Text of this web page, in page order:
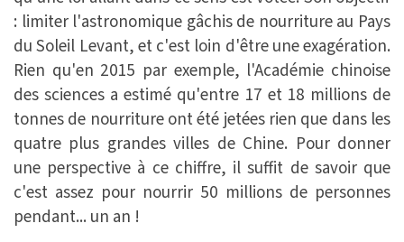
: limiter l'astronomique gâchis de nourriture au Pays
du Soleil Levant, et c'est loin d'être une exagération.
Rien qu'en 2015 par exemple, l'Académie chinoise
des sciences a estimé qu'entre 17 et 18 millions de
tonnes de nourriture ont été jetées rien que dans les
quatre plus grandes villes de Chine. Pour donner
une perspective à ce chiffre, il suffit de savoir que
c'est assez pour nourrir 50 millions de personnes
pendant... un an !